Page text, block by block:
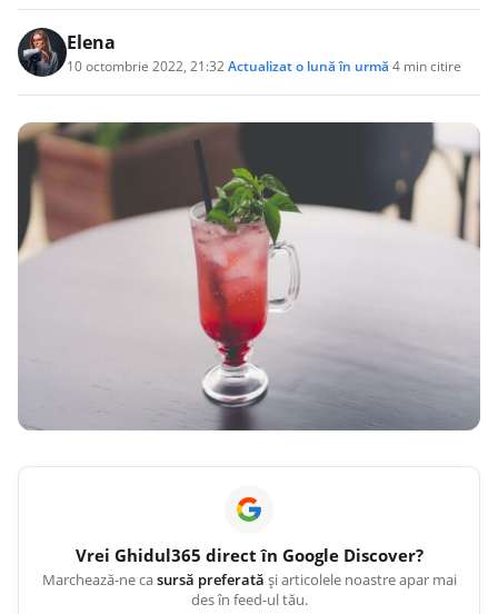
Elena
10 octombrie 2022, 21:32Actualizato lună în urmă 4 min citire
Vrei Ghidul365 direct în Google Discover?
Marchează-ne casursă preferată și articolele noastre apar mai
des în feed-ul tău.